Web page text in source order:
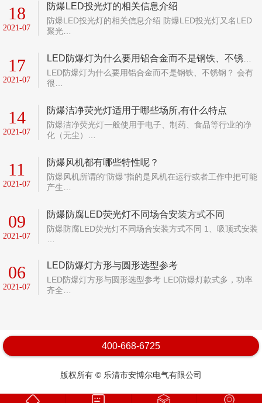
18
2021-07
防爆LED投光灯的相关信息介绍
防爆LED投光灯的相关信息介绍 防爆LED投光灯又名LED
聚光…
17
2021-07
LED防爆灯为什么要用铝合金而不是钢铁、不锈钢？ 会有
很…
14
2021-07
防爆洁净荧光灯适用于哪些场所,有什么特点
防爆洁净荧光灯一般使用于电子、制药、食品等行业的净
化（无尘）…
11
2021-07
防爆风机都有哪些特性呢？
防爆风机所谓的“防爆”指的是风机在运行或者工作中把可能
产生…
09
2021-07
防爆防腐LED荧光灯不同场合安装方式不同
防爆防腐LED荧光灯不同场合安装方式不同 1、吸顶式安装
06
2021-07
LED防爆灯方形与圆形选型参考
LED防爆灯方形与圆形选型参考 LED防爆灯款式多，功率
齐全…
400-668-6725
版权所有 © 乐清市安博尔电气有限公司